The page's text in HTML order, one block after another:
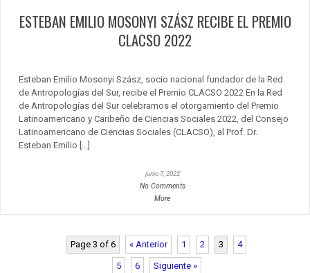
ESTEBAN EMILIO MOSONYI SZÁSZ RECIBE EL PREMIO
CLACSO 2022
Esteban Emilio Mosonyi Szász, socio nacional fundador de la Red
de Antropologías del Sur, recibe el Premio CLACSO 2022 En la Red
de Antropologías del Sur celebramos el otorgamiento del Premio
Latinoamericano y Caribeño de Ciencias Sociales 2022, del Consejo
Latinoamericano de Ciencias Sociales (CLACSO), al Prof. Dr.
Esteban Emilio […]
junio 7, 2022
No Comments
More
Page 3 of 6 « Anterior 1 2 3 4
5 6 Siguiente »